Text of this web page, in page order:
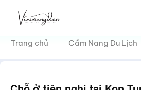
dungTrang chủ Cẩm Nang Du Lịch